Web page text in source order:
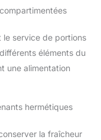
le service de portions
éléments du
une alimentation
hermétiques
la fraîcheur